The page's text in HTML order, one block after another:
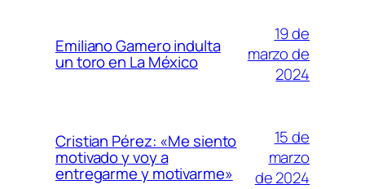
Emiliano Gamero indulta
un toro en La México
19 de
marzo de
2024
Cristian Pérez: «Me siento
motivado y voy a
entregarme y motivarme»
15 de
marzo
de 2024